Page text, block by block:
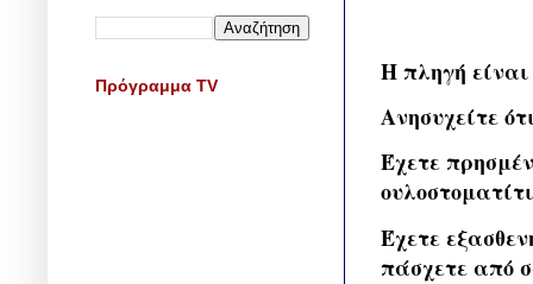
Η πληγή
Ανησυχείτε
Έχετε
Έχετε
πάσχετε από
Πρόγραμμα TV